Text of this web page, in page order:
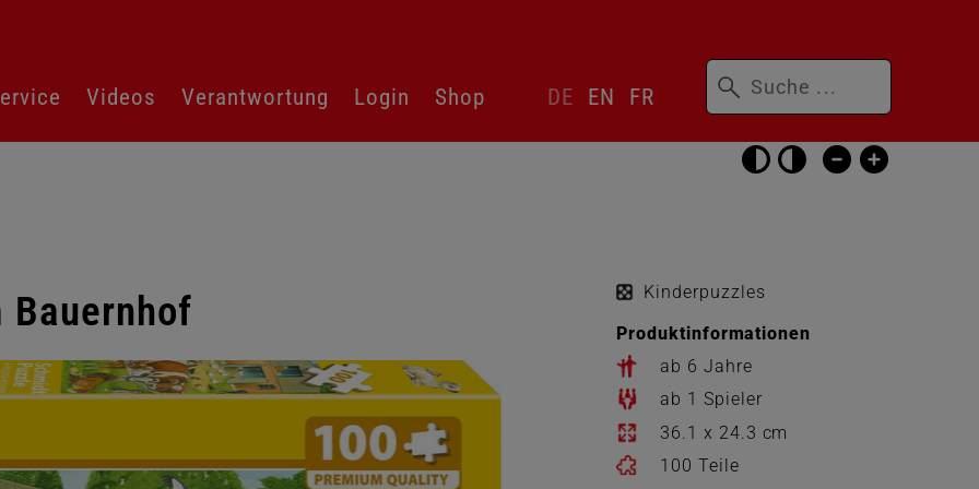
Barrierefrei-
Einstellungen
überspringen
Videos Verantwortung Login Shop
überspringen
DE EN FR
Suchbegriffe
Kinderpuzzles
Produktinformationen
ab 6 Jahre
ab 1 Spieler
36.1 x 24.3 cm
100 Teile